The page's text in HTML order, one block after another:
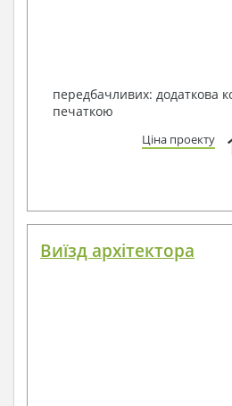
передбачливих: додаткова
печаткою
Ціна проекту
Виїзд архітектора